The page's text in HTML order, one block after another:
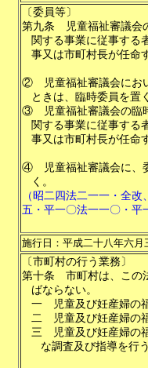
〔委員等〕
第九条
児童福祉審議会
関する事業に従事する
事又は市町村長が任命
②
児童福祉審議会にお
ときは、臨時委員を置
③
児童福祉審議会の臨
関する事業に従事する
事又は市町村長が任命
④
児童福祉審議会に、
く。
（昭二四法二一一・全
五・平一〇法一一〇・平
施行日：平成二十八年六月
〔市町村の行う業務〕
第十条
市町村は、この
ばならない。
一
児童及び妊産婦の
二
児童及び妊産婦の
三
児童及び妊産婦の
な調査及び指導を行